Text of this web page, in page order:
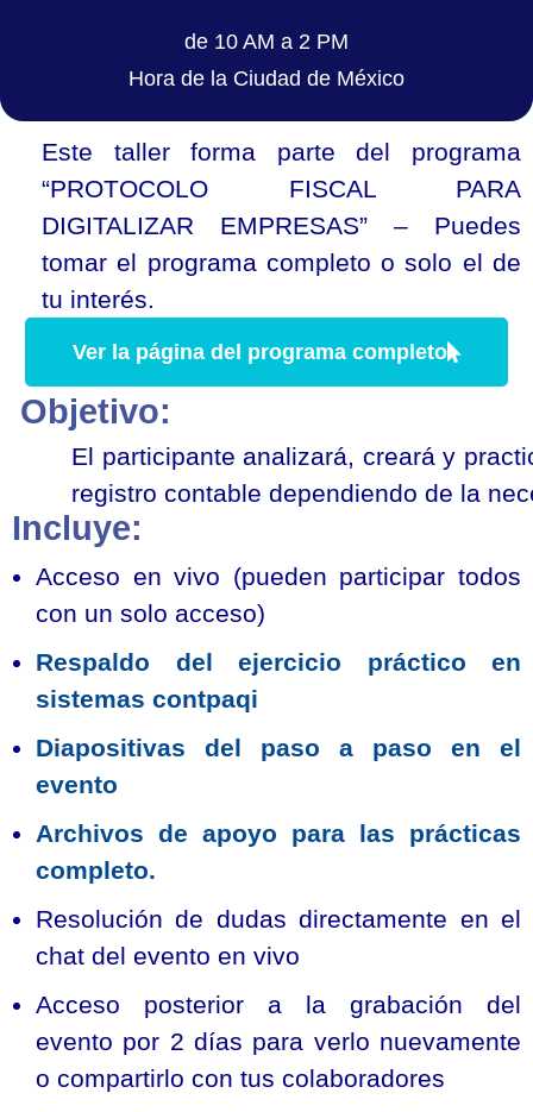
de 10 AM a 2 PM
Hora de la Ciudad de México
Este taller forma parte del programa
“PROTOCOLO FISCAL PARA
DIGITALIZAR EMPRESAS” – Puedes
tomar el programa completo o solo el de
tu interés.
Ver la página del programa completo
Objetivo:
El participante analizará, creará y
registro contable dependiendo de la
Incluye:
Acceso en vivo (pueden participar todos
con un solo acceso)
Respaldo del ejercicio práctico en
sistemas contpaqi
Diapositivas del paso a paso en el
evento
Archivos de apoyo para las prácticas
completo.
Resolución de dudas directamente en el
chat del evento en vivo
Acceso posterior a la grabación del
evento por 2 días para verlo nuevamente
o compartirlo con tus colaboradores